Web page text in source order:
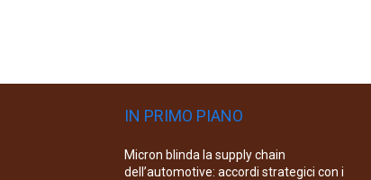
IN PRIMO PIANO
Micron blinda la supply chain
dell’automotive: accordi strategici con i